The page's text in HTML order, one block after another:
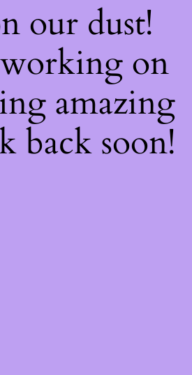
our dust!
on
amazing
back soon!